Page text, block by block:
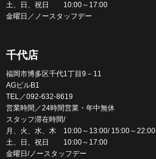
土、日、祝日 10:00～17:00
金曜日／ノースタッフデー
千代店
福岡市博多区千代1丁目9－11
AGビルB1
TEL／092-632-8619
営業時間／24時間営業・年中無休
スタッフ滞在時間/
月、火、水、木 10:00～13:00/ 15:00～22:00
土、日、祝日 10:00～17:00
金曜日/ノースタッフデー